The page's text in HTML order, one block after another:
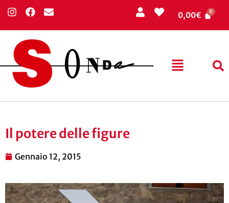
0,00€
Il potere delle figure
Gennaio 12, 2015